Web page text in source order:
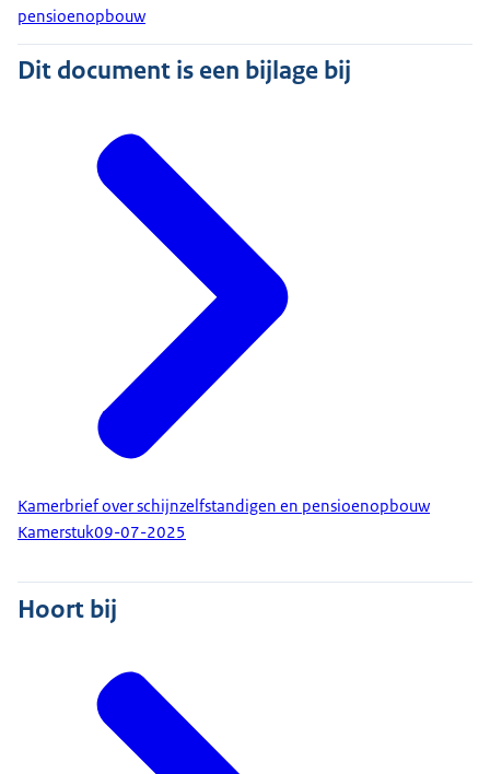
pensioenopbouw
Dit document is een bijlage bij
Kamerbrief over schijnzelfstandigen en pensioenopbouw
Kamerstuk09-07-2025
Hoort bij